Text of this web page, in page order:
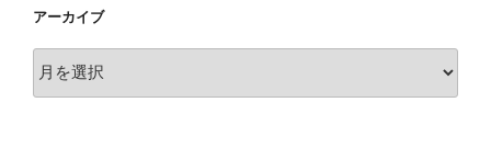
アーカイブ
ー